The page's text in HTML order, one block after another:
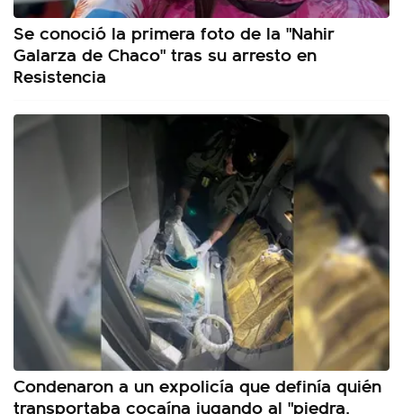
Se conoció la primera foto de la "Nahir
Galarza de Chaco" tras su arresto en
Resistencia
Condenaron a un expolicía que definía quién
transportaba cocaína jugando al "piedra,